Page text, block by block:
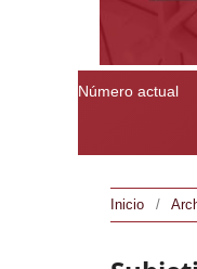
Número actual
Inicio /